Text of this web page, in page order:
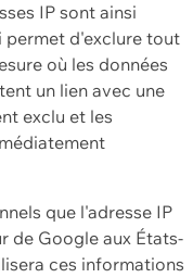
IP sont ainsi
permet d'exclure tout
où les données
un lien avec une
exclu et les
que l'adresse IP
de Google aux États-
ces informations